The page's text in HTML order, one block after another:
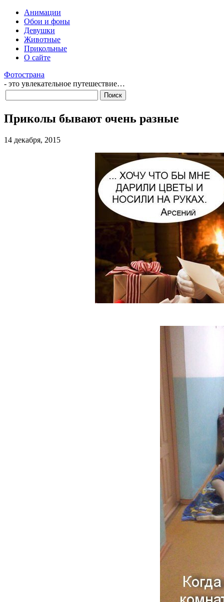
Анимации
Обои и фоны
Девушки
Животные
Прикольные
О сайте
Фотострана
- это увлекательное путешествие…
Приколы бывают очень разные
14 декабря, 2015